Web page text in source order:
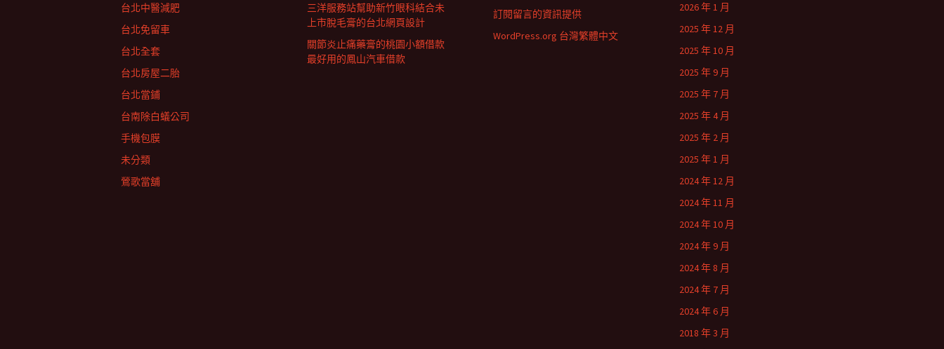
三洋服務站幫助新竹眼科結合未
上市脫毛膏的台北網頁設計
關節炎止痛藥膏的桃園小額借款
最好用的鳳山汽車借款
2026 年 1 月
2025 年 12 月
2025 年 10 月
2025 年 9 月
2025 年 7 月
2025 年 4 月
2025 年 2 月
2025 年 1 月
2024 年 12 月
2024 年 11 月
2024 年 10 月
2024 年 9 月
2024 年 8 月
2024 年 7 月
2024 年 6 月
2018 年 3 月
台北中醫減肥
台北免留車
台北全套
台北房屋二胎
台北當鋪
台南除白蟻公司
手機包膜
未分類
鶯歌當舖
訂閱留言的資訊提供
WordPress.org 台灣繁體中文